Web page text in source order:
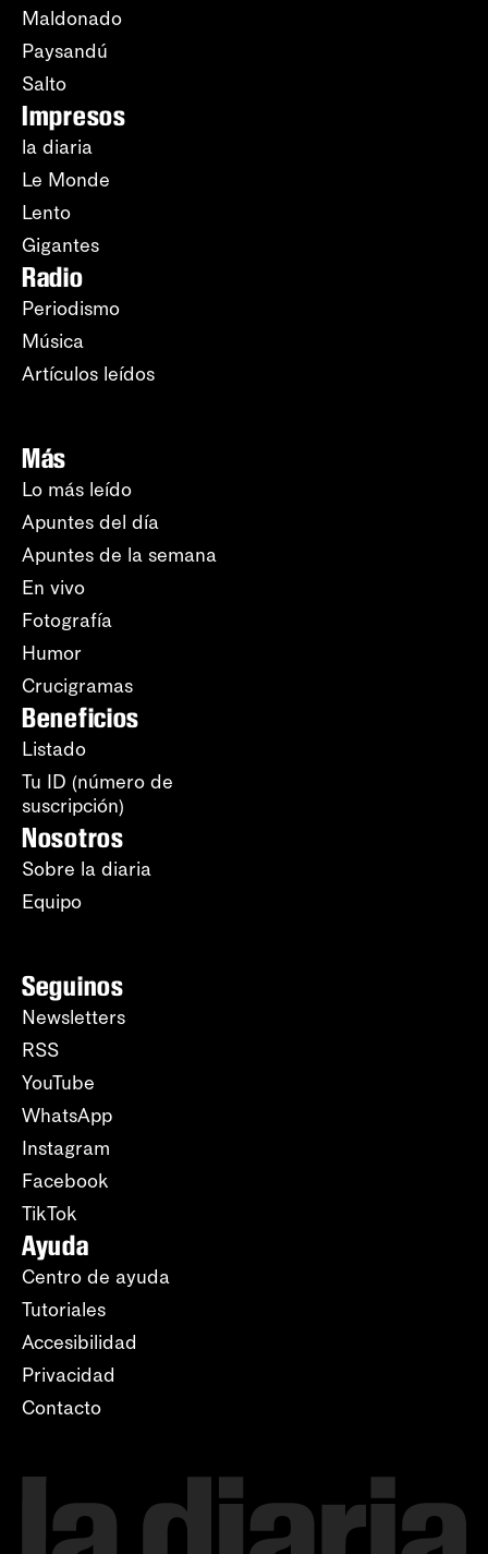
Maldonado
Paysandú
Salto
Impresos
la diaria
Le Monde
Lento
Gigantes
Radio
Periodismo
Música
Artículos leídos
Más
Lo más leído
Apuntes del día
Apuntes de la semana
En vivo
Fotografía
Humor
Crucigramas
Beneficios
Listado
Tu ID (número de
suscripción)
Nosotros
Sobre la diaria
Equipo
Seguinos
Newsletters
RSS
YouTube
WhatsApp
Instagram
Facebook
TikTok
Ayuda
Centro de ayuda
Tutoriales
Accesibilidad
Privacidad
Contacto